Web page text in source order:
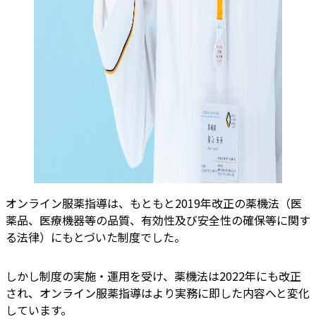
オンライン服薬指導は、もともと2019年改正の薬機法（医
薬品、医療機器等の品質、有効性及び安全性の確保等に関す
る法律）にもとづいた制度でした。
しかし制度の実施・運用を受け、薬機法は2022年にも改正
され、オンライン服薬指導はより実務に即した内容へと変化
しています。